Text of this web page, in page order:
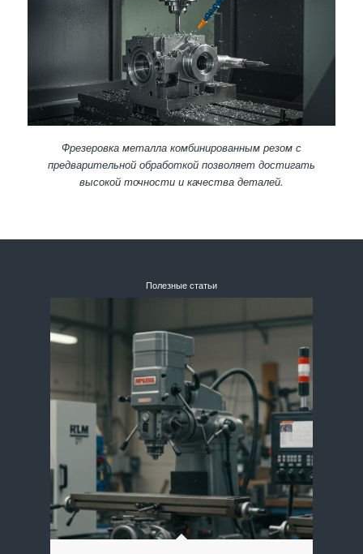
Фрезеровка металла комбинированным резом с
предварительной обработкой позволяет достигать
высокой точности и качества деталей.
Полезные статьи